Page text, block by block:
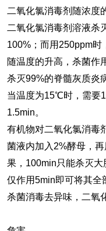
二氧化氯消毒剂随浓度
二氧化氯消毒剂溶液杀
100%；而用250ppm时
随温度的升高，杀菌作
杀灭99%的脊髓灰质炎
当温度为15℃时，需要
1.5min。
有机物对二氧化氯消毒
菌液内加入2%酵母，
果，100min只能杀灭大
仅作用5min即可将其全
杀菌消毒去异味，二氧